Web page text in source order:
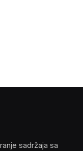
sadržaja sa